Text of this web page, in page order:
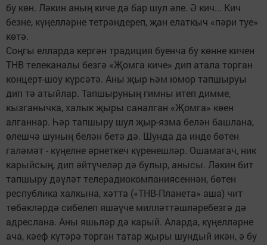
бу көн. Ләкин аның киче дә бар шул әле. Ә кич... Кич
безне, күңелләрне тетрәндереп, җан елаткыч «пәри туе»
көтә.
Соңгы елларда кергән традиция буенча бу көнне кичен
ТНВ телеканалы безгә «Җомга киче» дип атала торган
концерт-шоу күрсәтә. Аны җыр һәм юмор тапшыруы
дип тә атыйлар. Тапшыруның гимны итеп димме,
кызганычка, халык җыры саналган «Җомга» көен
алганнар. Һәр тапшыру шул җыр-язма белән башлана,
өлешчә шуның белән бетә дә. Шунда да инде бөтен
галәмәт - күңелне әрнеткеч күренешләр. Ошамагач, ник
карыйсың, дип әйтүчеләр дә булыр, анысы. Ләкин бит
тапшыру дәүләт телерадиокомпаниясеннән, бөтен
республика халкына, хәтта («ТНВ-Планета» аша) чит
төбәкләрдә сибелеп яшәүче милләттәшләребезгә дә
адреслана. Аны яшьләр дә карый. Аларда, күңелләрне
ача, кәеф күтәрә торган татар җыры шундый икән, ә бу